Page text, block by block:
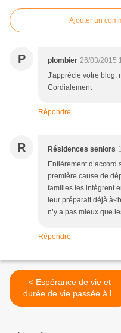
Ajouter un
P plombier 26/03/2015
J'apprécie votre blog,
Cordialement
Répondre
R Résidences seniors
Entièrement d’accord
première cause de
familles les intègrent
leur préparait déjà
n’y a pas mieux que
Répondre
< Espérance de vie et
durée de vie passée à la
retraite : des inégalités en